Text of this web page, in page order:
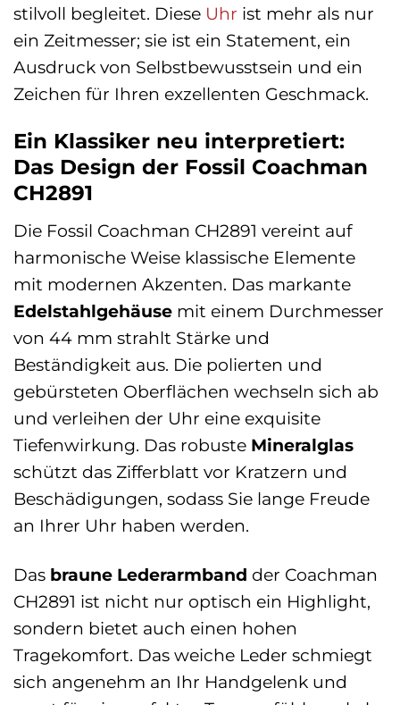
stilvoll begleitet. Diese Uhr ist mehr als nur
ein Zeitmesser; sie ist ein Statement, ein
Ausdruck von Selbstbewusstsein und ein
Zeichen für Ihren exzellenten Geschmack.
Ein Klassiker neu interpretiert:
Das Design der Fossil Coachman
CH2891
Die Fossil Coachman CH2891 vereint auf
harmonische Weise klassische Elemente
mit modernen Akzenten. Das markante
Edelstahlgehäuse mit einem Durchmesser
von 44 mm strahlt Stärke und
Beständigkeit aus. Die polierten und
gebürsteten Oberflächen wechseln sich ab
und verleihen der Uhr eine exquisite
Tiefenwirkung. Das robuste Mineralglas
schützt das Zifferblatt vor Kratzern und
Beschädigungen, sodass Sie lange Freude
an Ihrer Uhr haben werden.
Das braune Lederarmband der Coachman
CH2891 ist nicht nur optisch ein Highlight,
sondern bietet auch einen hohen
Tragekomfort. Das weiche Leder schmiegt
sich angenehm an Ihr Handgelenk und